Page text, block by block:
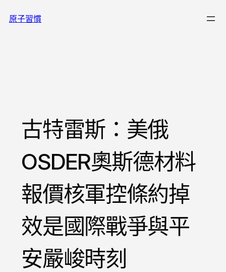
至原子習慣
古特雷斯：美俄
OSDER奧斯德材料
報價核軍控條約掉
效是國際戰爭與平
安嚴峻時刻